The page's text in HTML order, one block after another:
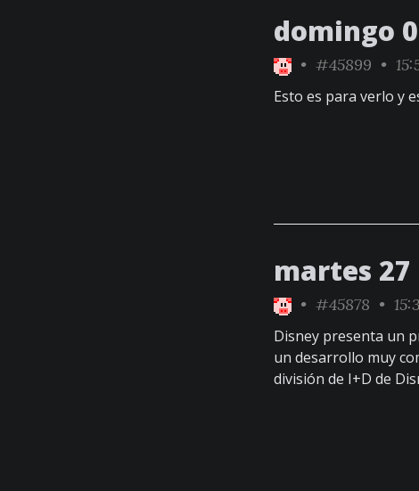
domingo
• #45899 •
Esto es para verlo y
martes 27
• #45878 •
Disney presenta un
un desarrollo muy
división de I+D de